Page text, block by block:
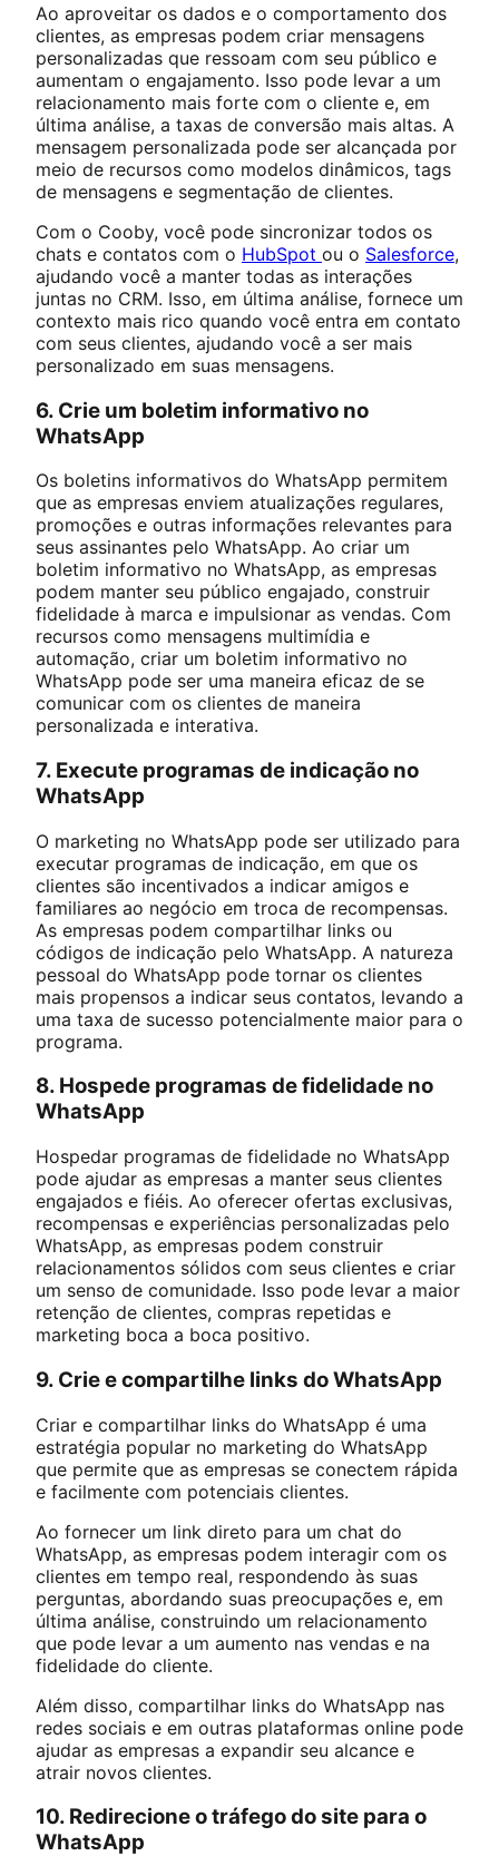
Ao aproveitar os dados e o comportamento dos
clientes, as empresas podem criar mensagens
personalizadas que ressoam com seu público e
aumentam o engajamento. Isso pode levar a um
relacionamento mais forte com o cliente e, em
última análise, a taxas de conversão mais altas. A
mensagem personalizada pode ser alcançada por
meio de recursos como modelos dinâmicos, tags
de mensagens e segmentação de clientes.
Com o Cooby, você pode sincronizar todos os
chats e contatos com o HubSpot ou o Salesforce,
ajudando você a manter todas as interações
juntas no CRM. Isso, em última análise, fornece um
contexto mais rico quando você entra em contato
com seus clientes, ajudando você a ser mais
personalizado em suas mensagens.
6. Crie um boletim informativo no
WhatsApp
Os boletins informativos do WhatsApp permitem
que as empresas enviem atualizações regulares,
promoções e outras informações relevantes para
seus assinantes pelo WhatsApp. Ao criar um
boletim informativo no WhatsApp, as empresas
podem manter seu público engajado, construir
fidelidade à marca e impulsionar as vendas. Com
recursos como mensagens multimídia e
automação, criar um boletim informativo no
WhatsApp pode ser uma maneira eficaz de se
comunicar com os clientes de maneira
personalizada e interativa.
7. Execute programas de indicação no
WhatsApp
O marketing no WhatsApp pode ser utilizado para
executar programas de indicação, em que os
clientes são incentivados a indicar amigos e
familiares ao negócio em troca de recompensas.
As empresas podem compartilhar links ou
códigos de indicação pelo WhatsApp. A natureza
pessoal do WhatsApp pode tornar os clientes
mais propensos a indicar seus contatos, levando a
uma taxa de sucesso potencialmente maior para o
programa.
8. Hospede programas de fidelidade no
WhatsApp
Hospedar programas de fidelidade no WhatsApp
pode ajudar as empresas a manter seus clientes
engajados e fiéis. Ao oferecer ofertas exclusivas,
recompensas e experiências personalizadas pelo
WhatsApp, as empresas podem construir
relacionamentos sólidos com seus clientes e criar
um senso de comunidade. Isso pode levar a maior
retenção de clientes, compras repetidas e
marketing boca a boca positivo.
9. Crie e compartilhe links do WhatsApp
Criar e compartilhar links do WhatsApp é uma
estratégia popular no marketing do WhatsApp
que permite que as empresas se conectem rápida
e facilmente com potenciais clientes.
Ao fornecer um link direto para um chat do
WhatsApp, as empresas podem interagir com os
clientes em tempo real, respondendo às suas
perguntas, abordando suas preocupações e, em
última análise, construindo um relacionamento
que pode levar a um aumento nas vendas e na
fidelidade do cliente.
Além disso, compartilhar links do WhatsApp nas
redes sociais e em outras plataformas online pode
ajudar as empresas a expandir seu alcance e
atrair novos clientes.
10. Redirecione o tráfego do site para o
WhatsApp